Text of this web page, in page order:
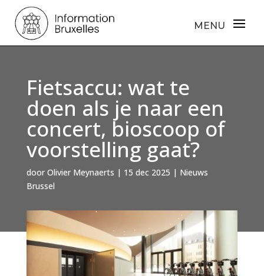
Fietsaccu: wat te
doen als je naar een
concert, bioscoop of
voorstelling gaat?
door Olivier Meynaerts | 15 dec 2025 | Nieuws
Brussel